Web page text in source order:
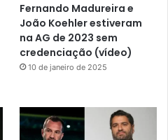
Fernando Madureira e
João Koehler estiveram
na AG de 2023 sem
credenciação (vídeo)
10 de janeiro de 2025